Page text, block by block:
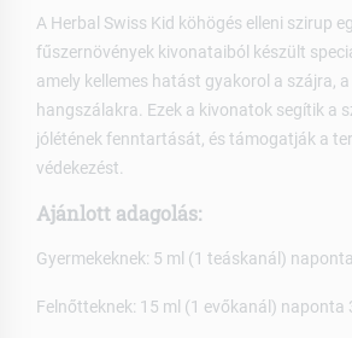
A Herbal Swiss Kid köhögés elleni szirup
fűszernövények kivonataiból készült
amely kellemes hatást gyakorol a szájra,
hangszálakra. Ezek a kivonatok segítik a
jólétének fenntartását, és támogatják a
védekezést.
Ajánlott adagolás:
Gyermekeknek: 5 ml (1 teáskanál)
Felnőtteknek: 15 ml (1 evőkanál) naponta